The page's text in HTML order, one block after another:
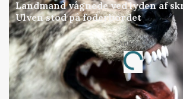
Landmand vågnede ved lyden af
Ulven stod på foderbordet
Annonce
Loading...